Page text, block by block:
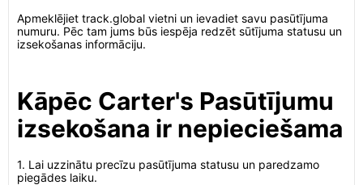
Apmeklējiet track.global vietni un ievadiet savu pasūtījuma
numuru. Pēc tam jums būs iespēja redzēt sūtījuma statusu un
izsekošanas informāciju.
Kāpēc Carter's Pasūtījumu
izsekošana ir nepieciešama
1. Lai uzzinātu precīzu pasūtījuma statusu un paredzamo
piegādes laiku.